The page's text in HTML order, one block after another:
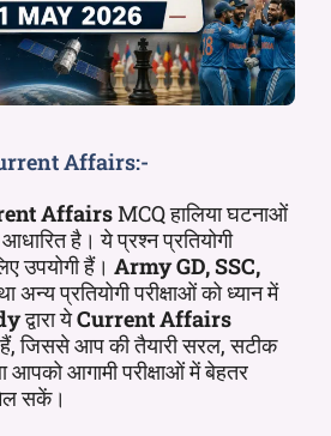
Affairs:-
AffairsMCQ हालिया घटनाओं
है। ये प्रश्न प्रतियोगी
उपयोगी हैं। Army GD, SSC,
अन्य प्रतियोगी परीक्षाओं को ध्यान में
द्वारा येCurrent Affairs
हैं, जिससे आप की तैयारी सरल, सटीक
आपको आगामी परीक्षाओं में बेहतर
सकें।